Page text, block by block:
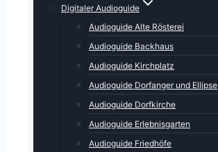
Digitaler Audioguide
Audioguide Alte Rösterei
Audioguide Backhaus
Audioguide Kirchplatz
Audioguide Dorfanger und Ellipse
Audioguide Dorfkirche
Audioguide Erlebnisgarten
Audioguide Friedhöfe